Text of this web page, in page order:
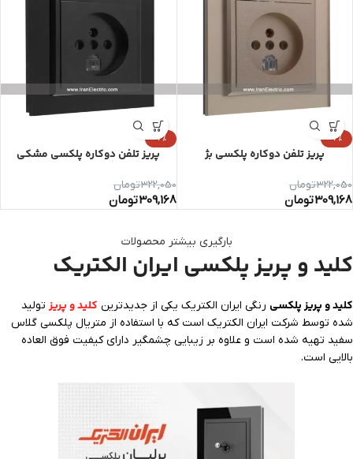
-4%
پریز تلفن دوکاره پلکسی بژ
322,050تومان
309,168تومان
-4%
پریز تلفن دوکاره پلکسی مشکی
322,050تومان
309,168تومان
بارگیری بیشتر محصولات
کلید و پریز پلکسی ایران الکتریک
کلید و پریز پلکسی رنگی ایران الکتریک یکی از جدیدترین کلید و پریز تولید
شده توسط شرکت ایران الکتریک است که با استفاده از متریال پلکسی گلاس
سفید تهیه شده است و علاوه بر زیبایی چشمگیر دارای کیفیت فوق العاده
بالایی است.